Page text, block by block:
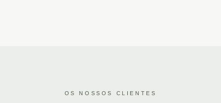
OS NOSSOS CLIENTES